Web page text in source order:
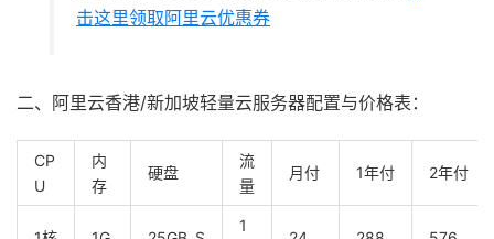
击这里领取阿里云优惠券
二、阿里云香港/新加坡轻量云服务器配置与价格表：
CP
U
内
存
硬盘
流
量
月付 1年付 2年付
1